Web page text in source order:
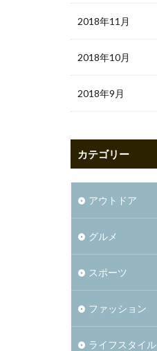
2018年11月
2018年10月
2018年9月
カテゴリー
アウトドア
グルメ
スポーツ
ファッション
ライフスタイル